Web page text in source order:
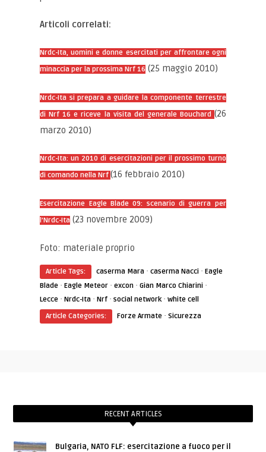
Articoli correlati:
Nrdc-Ita, uomini e donne esercitati per affrontare ogni
minaccia per la prossima Nrf 16 (25 maggio 2010)
Nrdc-Ita si prepara a guidare la componente terrestre
di Nrf 16 e riceve la visita del generale Bouchard (26
marzo 2010)
Nrdc-Ita: un 2010 di esercitazioni per il prossimo turno
di comando nella Nrf (16 febbraio 2010)
Esercitazione Eagle Blade 09: scenario di guerra per
l’Nrdc-Ita (23 novembre 2009)
Foto: materiale proprio
Article Tags: caserma Mara ·caserma Nacci ·Eagle
Blade ·Eagle Meteor ·excon ·Gian Marco Chiarini ·
Lecce ·Nrdc-Ita ·Nrf ·social network·white cell
Article Categories:
Forze Armate ·Sicurezza
RECENT ARTICLES
Bulgaria, NATO FLF: esercitazione a fuoco per il